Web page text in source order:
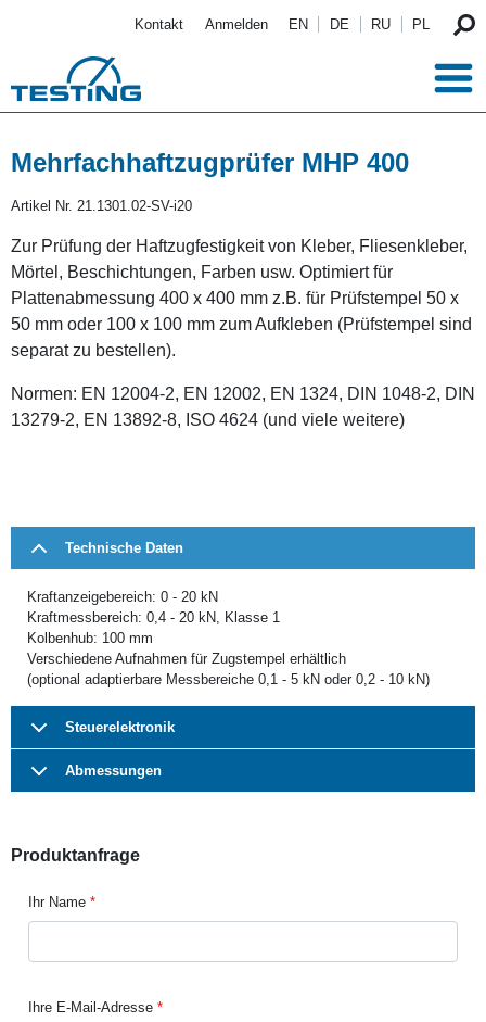
Kontakt Anmelden EN DE RU PL
Mehrfachhaftzugprüfer MHP 400
Artikel Nr. 21.1301.02-SV-i20
Zur Prüfung der Haftzugfestigkeit von Kleber, Fliesenkleber,
Mörtel, Beschichtungen, Farben usw. Optimiert für
Plattenabmessung 400 x 400 mm z.B. für Prüfstempel 50 x
50 mm oder 100 x 100 mm zum Aufkleben (Prüfstempel sind
separat zu bestellen).
Normen: EN 12004-2, EN 12002, EN 1324, DIN 1048-2, DIN
13279-2, EN 13892-8, ISO 4624 (und viele weitere)
Technische Daten
Kraftanzeigebereich: 0 - 20 kN
Kraftmessbereich: 0,4 - 20 kN, Klasse 1
Kolbenhub: 100 mm
Verschiedene Aufnahmen für Zugstempel erhältlich
(optional adaptierbare Messbereiche 0,1 - 5 kN oder 0,2 - 10 kN)
Steuerelektronik
Abmessungen
Produktanfrage
Ihr Name
Ihre E-Mail-Adresse